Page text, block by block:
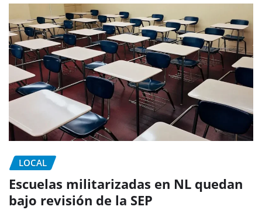
LOCAL
Escuelas militarizadas en NL quedan
bajo revisión de la SEP